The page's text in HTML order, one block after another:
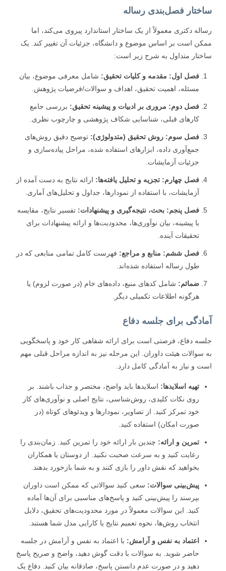
فصل‌بندی رساله
دکتری معمولاً از یک ساختار استاندارد پیروی می‌کند، اما
است بر اساس موضوع و دانشگاه، جزئیات آن تغییر کند. یک
متداول به شرح زیر است:
فصل اول: مقدمه و کلیات تحقیق: شامل معرفی موضوع، بیان
مسئله، اهمیت تحقیق، اهداف و سوالات/فرضیات پژوهش.
فصل دوم: مروری بر ادبیات و پیشینه تحقیق: بررسی جامع
کارهای قبلی، شناسایی شکاف پژوهشی و چارچوب نظری.
فصل سوم: روش تحقیق (متدولوژی):توضیح دقیق روش‌های
جمع‌آوری داده، ابزارهای استفاده شده، مراحل پیاده‌سازی و
جزئیات آزمایشات.
فصل چهارم: تجزیه و تحلیل یافته‌ها: ارائه نتایج به دست آمده از
آزمایشات، با استفاده از نمودارها، جداول و تحلیل‌های آماری.
فصل پنجم: بحث، نتیجه‌گیری و پیشنهادات:تفسیر نتایج، مقایسه
با پیشینه، بیان نوآوری‌ها، محدودیت‌ها و ارائه پیشنهادات برای
تحقیقات آینده.
فصل ششم: منابع و مراجع: فهرست کامل تمامی منابعی که در
طول رساله استفاده شده‌اند.
ضمائم: شامل کدهای منبع، داده‌های خام (در صورت لزوم) یا
هرگونه اطلاعات تکمیلی دیگر.
برای جلسه دفاع
دفاع، فرصتی است برای ارائه شفاهی کار خود و پاسخگویی
هیئت داوران. این مرحله نیز به اندازه مراحل قبلی مهم
و نیاز به آمادگی کامل دارد.
تهیه اسلایدها:اسلایدها باید واضح، مختصر و جذاب باشند. بر
روی نکات کلیدی، روش‌شناسی، نتایج اصلی و نوآوری‌های کار
خود تمرکز کنید. از تصاویر، نمودارها و ویدئوهای کوتاه (در
صورت امکان) استفاده کنید.
تمرین و ارائه: چندین بار ارائه خود را تمرین کنید. زمان‌بندی را
رعایت کنید و به سرعت صحبت نکنید. از دوستان یا همکاران
بخواهید که نقش داور را بازی کنند و به شما بازخورد بدهند.
پیش‌بینی سوالات:سعی کنید سوالاتی که ممکن است داوران
بپرسند را پیش‌بینی کنید و پاسخ‌های مناسبی برای آن‌ها آماده
کنید. این سوالات معمولاً در مورد محدودیت‌های تحقیق، دلایل
انتخاب روش‌ها، نحوه تعمیم نتایج یا کارایی مدل شما هستند.
اعتماد به نفس و آرامش: با اعتماد به نفس و آرامش در جلسه
حاضر شوید. به سوالات با دقت گوش دهید، واضح و صریح پاسخ
دهید و در صورت عدم دانستن پاسخ، صادقانه بیان کنید. دفاع یک